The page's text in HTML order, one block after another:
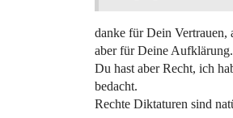
danke für Dein Vertrauen,
aber für Deine Aufklärung.
Du hast aber Recht, ich
bedacht.
Rechte Diktaturen sind